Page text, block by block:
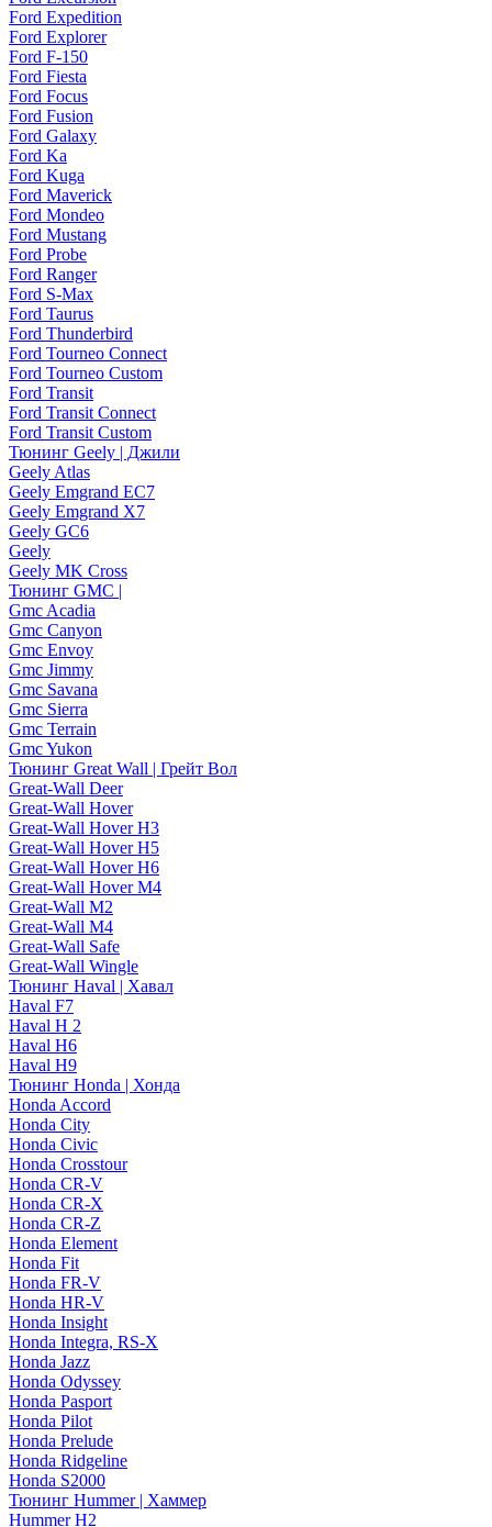
Ford Expedition
Ford Explorer
Ford F-150
Ford Fiesta
Ford Focus
Ford Fusion
Ford Galaxy
Ford Ka
Ford Kuga
Ford Maverick
Ford Mondeo
Ford Mustang
Ford Probe
Ford Ranger
Ford S-Max
Ford Taurus
Ford Thunderbird
Ford Tourneo Connect
Ford Tourneo Custom
Ford Transit
Ford Transit Connect
Ford Transit Custom
Тюнинг Geely | Джили
Geely Atlas
Geely Emgrand EC7
Geely Emgrand X7
Geely GC6
Geely
Geely MK Cross
Тюнинг GMC |
Gmc Acadia
Gmc Canyon
Gmc Envoy
Gmc Jimmy
Gmc Savana
Gmc Sierra
Gmc Terrain
Gmc Yukon
Тюнинг Great Wall | Грейт Вол
Great-Wall Deer
Great-Wall Hover
Great-Wall Hover H3
Great-Wall Hover H5
Great-Wall Hover H6
Great-Wall Hover M4
Great-Wall M2
Great-Wall M4
Great-Wall Safe
Great-Wall Wingle
Тюнинг Haval | Хавал
Haval F7
Haval H 2
Haval H6
Haval H9
Тюнинг Honda | Хонда
Honda Accord
Honda City
Honda Civic
Honda Crosstour
Honda CR-V
Honda CR-X
Honda CR-Z
Honda Element
Honda Fit
Honda FR-V
Honda HR-V
Honda Insight
Honda Integra, RS-X
Honda Jazz
Honda Odyssey
Honda Pasport
Honda Pilot
Honda Prelude
Honda Ridgeline
Honda S2000
Тюнинг Hummer | Хаммер
Hummer H2